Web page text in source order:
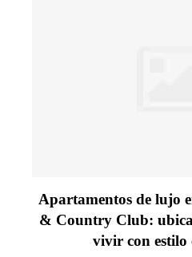
Apartamentos de lujo
& Country Club:
vivir con estilo